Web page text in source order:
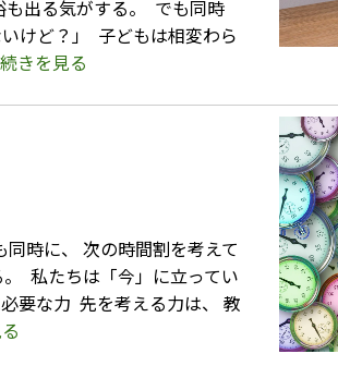
出る気がする。 ⁡ でも同時
けど？」 ⁡ 子どもは相変わら
きを見る
時に、 次の時間割を考えて
私たちは「今」に立ってい
要な力 ⁡ 先を考える力は、 教